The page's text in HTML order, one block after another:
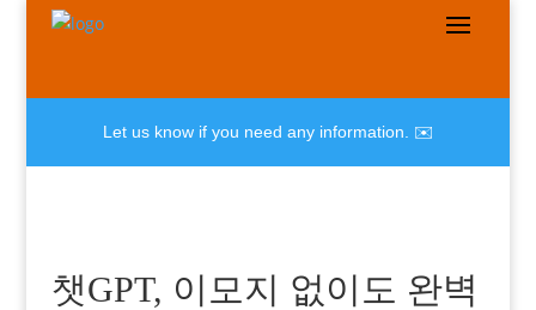
Let us know if you need any information. ✉️
챗GPT, 이모지 없이도 완벽